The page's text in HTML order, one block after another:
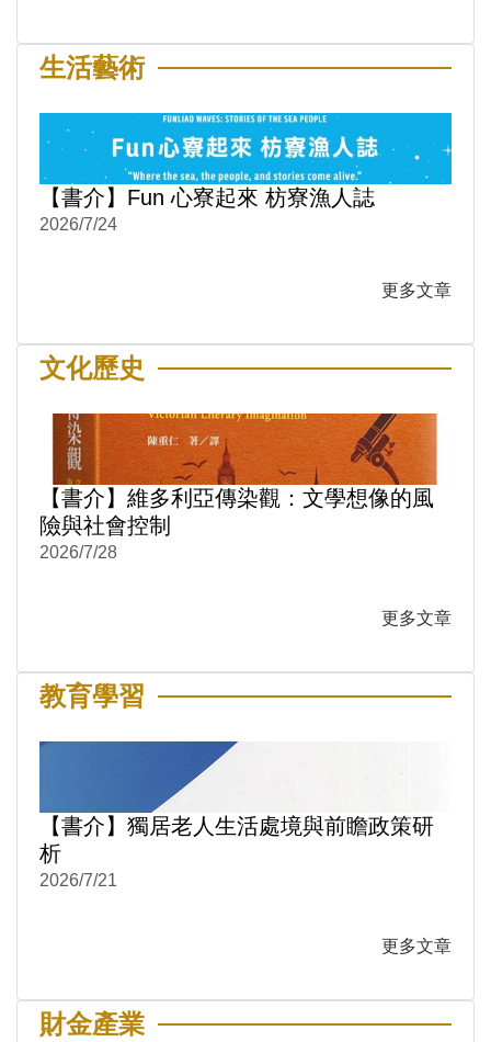
生活藝術
【書介】Fun 心寮起來 枋寮漁人誌
2026/7/24
更多文章
文化歷史
【書介】維多利亞傳染觀：文學想像的風
險與社會控制
2026/7/28
更多文章
教育學習
【書介】獨居老人生活處境與前瞻政策研
析
2026/7/21
更多文章
財金產業